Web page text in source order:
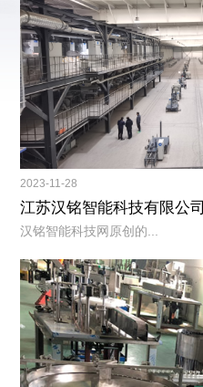
2023-11-28
江苏汉铭智能科技有限公司
汉铭智能科技网原创的...